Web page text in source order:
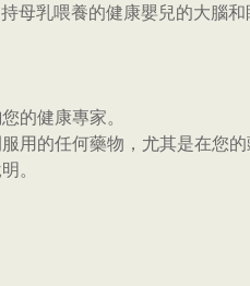
母乳喂養的健康嬰兒的大腦和
的健康專家。
用的任何藥物，尤其是在您的
。